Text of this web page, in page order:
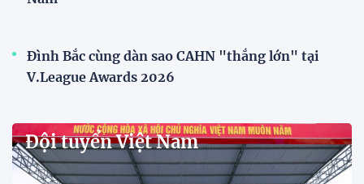
Đình Bắc cùng dàn sao CAHN "thắng lớn" tại
V.League Awards 2026
Đội tuyển Việt Nam